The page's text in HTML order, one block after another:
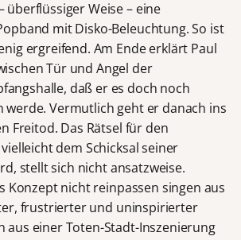
überflüssiger Weise – eine
mit Disko-Beleuchtung. So ist
ergreifend. Am Ende erklärt Paul
Tür und Angel der
daß er es doch noch
werde. Vermutlich geht er danach ins
Freitod. Das Rätsel für den
dem Schicksal seiner
stellt sich nicht ansatzweise.
Konzept nicht reinpassen singen aus
frustrierter und uninspirierter
aus einer Toten-Stadt-Inszenierung